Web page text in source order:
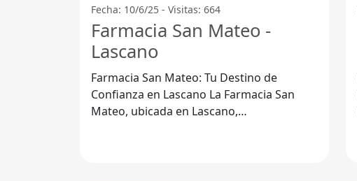
Fecha: 10/6/25 - Visitas: 664
Farmacia San Mateo -
Lascano
Farmacia San Mateo: Tu Destino de
Confianza en Lascano La Farmacia San
Mateo, ubicada en Lascano,